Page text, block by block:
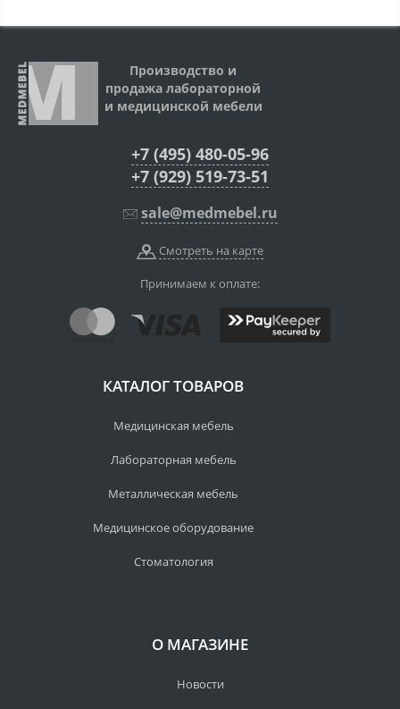
Производство и
продажа лабораторной
и медицинской мебели
+7 (495) 480-05-96
+7 (929) 519-73-51
sale@medmebel.ru
Смотреть на карте
Принимаем к оплате:
КАТАЛОГ ТОВАРОВ
Медицинская мебель
Лабораторная мебель
Металлическая мебель
Медицинское оборудование
Стоматология
О МАГАЗИНЕ
Новости